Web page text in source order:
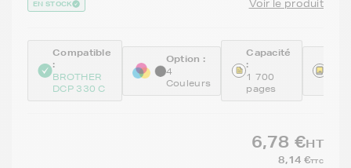
EN STOCK Voir le produit
Compatible
:
BROTHER
DCP 330 C
Option :
4
Couleurs
Capacité
:
1 700
pages
6,78 €HT
8,14 €TTC